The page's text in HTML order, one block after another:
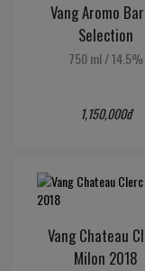
Vang Aromo
Selection
750 ml/14.5%
1,150,000đ
Vang Chateau
Milon 2018